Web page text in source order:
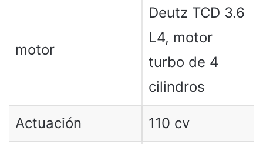
motor
Deutz TCD 3.6
L4, motor
turbo de 4
cilindros
Actuación 110 cv